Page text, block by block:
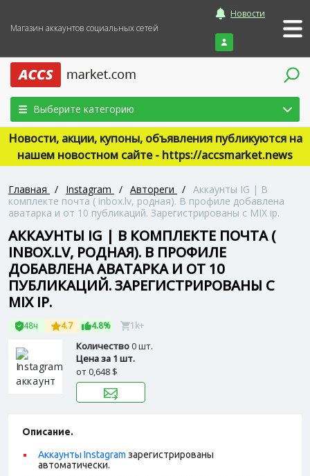
Магазин аккаунтов социальных сетей
Новости
Войти
Выберите категорию
Новости, акции, купоны, объявления публикуются на
нашем новостном сайте - https://accsmarket.news
Главная / Instagram / Автореги / Аккаунты IG | В
комплекте почта ( inbox.lv, родная). В профиле добавлена
аватарка и от 10 публикаций. Зарегистрированы с MIX ip.
АККАУНТЫ IG | В КОМПЛЕКТЕ ПОЧТА (
INBOX.LV, РОДНАЯ). В ПРОФИЛЕ
ДОБАВЛЕНА АВАТАРКА И ОТ 10
ПУБЛИКАЦИЙ. ЗАРЕГИСТРИРОВАНЫ С
MIX IP.
48ч 4.7 4.8% 1k+
Количество0 шт.
Цена за 1 шт.
от0,648 $
Описание.
Аккаунты Instagram зарегистрированы
автоматически.